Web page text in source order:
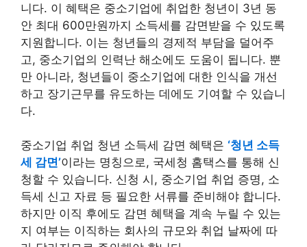
니다. 이 혜택은 중소기업에 취업한 청년이 3년 동
안 최대 600만원까지 소득세를 감면받을 수 있도록
지원합니다. 이는 청년들의 경제적 부담을 덜어주
고, 중소기업의 인력난 해소에도 도움이 됩니다. 뿐
만 아니라, 청년들이 중소기업에 대한 인식을 개선
하고 장기근무를 유도하는 데에도 기여할 수 있습니
다.
중소기업 취업 청년 소득세 감면 혜택은 ‘청년 소득
세 감면’이라는 명칭으로, 국세청 홈택스를 통해 신
청할 수 있습니다. 신청 시, 중소기업 취업 증명, 소
득세 신고 자료 등 필요한 서류를 준비해야 합니다.
하지만 이직 후에도 감면 혜택을 계속 누릴 수 있는
지 여부는 이직하는 회사의 규모와 취업 날짜에 따